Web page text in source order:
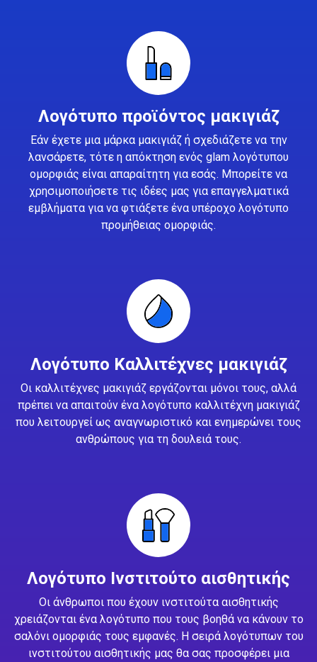
Λογότυπο προϊόντος μακιγιάζ
Εάν έχετε μια μάρκα μακιγιάζ ή σχεδιάζετε να την
λανσάρετε, τότε η απόκτηση ενός glam λογότυπου
ομορφιάς είναι απαραίτητη για εσάς. Μπορείτε να
χρησιμοποιήσετε τις ιδέες μας για επαγγελματικά
εμβλήματα για να φτιάξετε ένα υπέροχο λογότυπο
προμήθειας ομορφιάς.
Λογότυπο Καλλιτέχνες μακιγιάζ
Οι καλλιτέχνες μακιγιάζ εργάζονται μόνοι τους, αλλά
πρέπει να απαιτούν ένα λογότυπο καλλιτέχνη μακιγιάζ
που λειτουργεί ως αναγνωριστικό και ενημερώνει τους
ανθρώπους για τη δουλειά τους.
Λογότυπο Ινστιτούτο αισθητικής
Οι άνθρωποι που έχουν ινστιτούτα αισθητικής
χρειάζονται ένα λογότυπο που τους βοηθά να κάνουν το
σαλόνι ομορφιάς τους εμφανές. Η σειρά λογότυπων του
ινστιτούτου αισθητικής μας θα σας προσφέρει μια